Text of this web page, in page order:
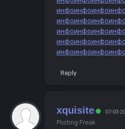
инфоинфоинфоинфо
инфоинфоинфоинфо
инфоинфоинфоинфо
инфоинфоинфоинфо
инфоинфоинфоинфо
Reply
xquisite 07-03-
Posting Freak